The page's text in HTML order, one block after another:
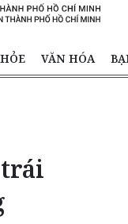
VĂN HÓA
trái